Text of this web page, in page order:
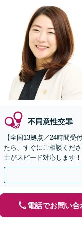
不同意性交罪
【全国13拠点／24時間受
たら、すぐにご相談くだ
士がスピード対応します
動を行います。
電話でお問い合